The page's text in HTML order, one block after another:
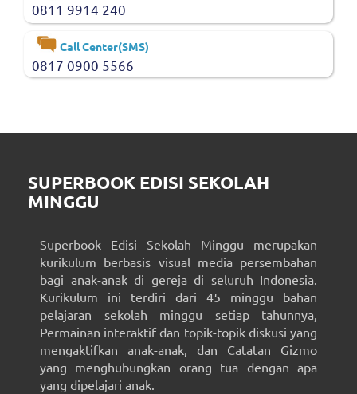
0811 9914 240
Call Center(SMS)
0817 0900 5566
SUPERBOOK EDISI SEKOLAH
MINGGU
Superbook Edisi Sekolah Minggu merupakan
kurikulum berbasis visual media persembahan
bagi anak-anak di gereja di seluruh Indonesia.
Kurikulum ini terdiri dari 45 minggu bahan
pelajaran sekolah minggu setiap tahunnya,
Permainan interaktif dan topik-topik diskusi yang
mengaktifkan anak-anak, dan Catatan Gizmo
yang menghubungkan orang tua dengan apa
yang dipelajari anak.